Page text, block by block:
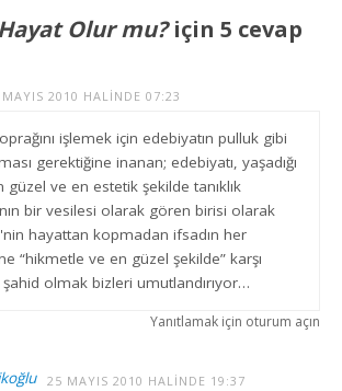
Olur mu?için 5 cevap
2010 HALINDE 07:23
işlemek için edebiyatın pulluk gibi
gerektiğine inanan; edebiyatı, yaşadığı
güzel ve en estetik şekilde tanıklık
bir vesilesi olarak gören birisi olarak
hayattan kopmadan ifsadın her
“hikmetle ve en güzel şekilde” karşı
şahid olmak bizleri umutlandırıyor…
Yanıtlamak için oturum açın
25 MAYIS 2010 HALINDE 19:37